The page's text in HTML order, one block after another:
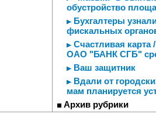
обустройство
Бухгалтеры
фискальных
Счастливая
ОАО "БАНК СГБ"
Ваш защитник
Вдали от
мам планируется
Архив рубрики